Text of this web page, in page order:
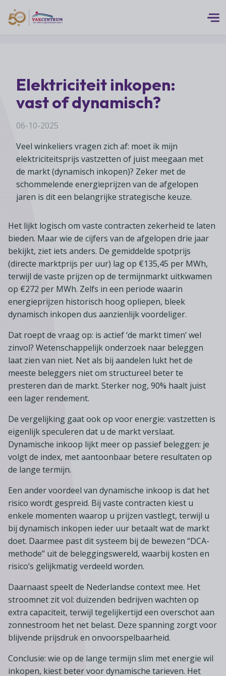
A-Z
Agenda
Inloggen
Zoeken
MEERwaarde
Assortiment
Franchise
Innovatie
Klanten
Werkgeverschap
Branches
Branches overzicht
Supermarkten
Foodspecialiteitenwinkels
Biologische speciaalzaken
Drogisterijen
Drankenspeciaalzaken
Huishoudelijke artikelenzaken
Koken en tafelen
Zoetwarenwinkels
Speelgoed, hobby- en feestartikelen
Branchecijfers
Advies
Advies overzicht
Bedrijfsjuridisch advies
Bedrijfseconomisch advies
Franchise advies
Fiscaal advies
Tarieven en voorwaarden
Vakcentrum Expertise
Vakcentrum Expertise overzicht
Belangenbehartiging
Diensten
Kennis & inspiratie
Ledenvoordeel
Publicatieoverzicht
Over Vakcentrum
Lid worden
Besturen
Statuten
Ons team
Vacatures
Partners
Jaarverslag
Pers
In English
Agenda
Elektriciteit inkopen:
vast of dynamisch?
06-10-2025
Veel winkeliers vragen zich af: moet ik mijn
elektriciteitsprijs vastzetten of juist meegaan met
de markt (dynamisch inkopen)? Zeker met de
schommelende energieprijzen van de afgelopen
jaren is dit een belangrijke strategische keuze.
Het lijkt logisch om vaste contracten zekerheid te laten
bieden. Maar wie de cijfers van de afgelopen drie jaar
bekijkt, ziet iets anders. De gemiddelde spotprijs
(directe marktprijs per uur) lag op €135,45 per MWh,
terwijl de vaste prijzen op de termijnmarkt uitkwamen
op €272 per MWh. Zelfs in een periode waarin
energieprijzen historisch hoog opliepen, bleek
dynamisch inkopen dus aanzienlijk voordeliger.
Dat roept de vraag op: is actief ‘de markt timen’ wel
zinvol? Wetenschappelijk onderzoek naar beleggen
laat zien van niet. Net als bij aandelen lukt het de
meeste beleggers niet om structureel beter te
presteren dan de markt. Sterker nog, 90% haalt juist
een lager rendement.
De vergelijking gaat ook op voor energie: vastzetten is
eigenlijk speculeren dat u de markt verslaat.
Dynamische inkoop lijkt meer op passief beleggen: je
volgt de index, met aantoonbaar betere resultaten op
de lange termijn.
Een ander voordeel van dynamische inkoop is dat het
risico wordt gespreid. Bij vaste contracten kiest u
enkele momenten waarop u prijzen vastlegt, terwijl u
bij dynamisch inkopen ieder uur betaalt wat de markt
doet. Daarmee past dit systeem bij de bewezen “DCA-
methode” uit de beleggingswereld, waarbij kosten en
risico’s gelijkmatig verdeeld worden.
Daarnaast speelt de Nederlandse context mee. Het
stroomnet zit vol: duizenden bedrijven wachten op
extra capaciteit, terwijl tegelijkertijd een overschot aan
zonnestroom het net belast. Deze spanning zorgt voor
blijvende prijsdruk en onvoorspelbaarheid.
Conclusie: wie op de lange termijn slim met energie wil
inkopen, kiest beter voor dynamische tarieven. Het